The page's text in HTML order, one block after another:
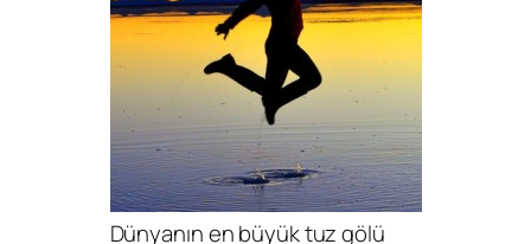
Dünyanın en büyük tuz gölü